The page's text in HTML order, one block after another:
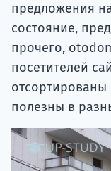
предложения
состояние,
прочего,
посетителей
отсортированы
полезны в